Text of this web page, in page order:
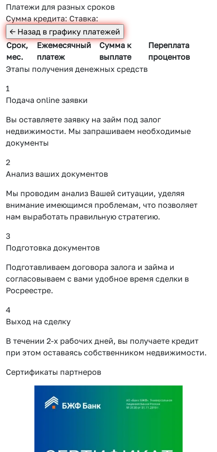
Платежи для разных сроков
Сумма кредита:Ставка:
Срок,
мес.
Ежемесячный
платеж
Сумма к
выплате
Переплата
процентов
Этапы получения денежных средств
1
Подача online заявки
Вы оставляете заявку на займ под залог
недвижимости. Мы запрашиваем необходимые
документы
2
Анализ ваших документов
Мы проводим анализ Вашей ситуации, уделяя
внимание имеющимся проблемам, что позволяет
нам выработать правильную стратегию.
3
Подготовка документов
Подготавливаем договора залога и займа и
согласовываем с вами удобное время сделки в
Росреестре.
4
Выход на сделку
В течении 2-х рабочих дней, вы получаете кредит
при этом оставаясь собственником недвижимости.
Сертификаты партнеров